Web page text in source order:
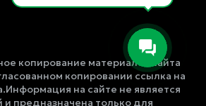
копирование материалов сайта
копировании ссылка на
на сайте не является
предназначена только для